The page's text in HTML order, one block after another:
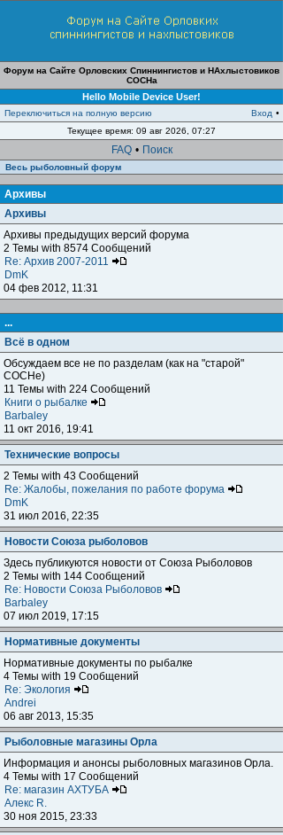
Форум на Сайте Орловских Спиннингистов и НАхлыстовиков
СОСНа
Hello Mobile Device User!
Переключиться на полную версию Вход •
Текущее время: 09 авг 2026, 07:27
FAQ • Поиск
Весь рыболовный форум
Архивы
Архивы
Архивы предыдущих версий форума
2 Темы with 8574 Сообщений
Re: Архив 2007-2011
DmK
04 фев 2012, 11:31
...
Всё в одном
Обсуждаем все не по разделам (как на "старой"
СОСНе)
11 Темы with 224 Сообщений
Книги о рыбалке
Barbaley
11 окт 2016, 19:41
Технические вопросы
2 Темы with 43 Сообщений
Re: Жалобы, пожелания по работе форума
DmK
31 июл 2016, 22:35
Новости Союза рыболовов
Здесь публикуются новости от Союза Рыболовов
2 Темы with 144 Сообщений
Re: Новости Союза Рыболовов
Barbaley
07 июл 2019, 17:15
Нормативные документы
Нормативные документы по рыбалке
4 Темы with 19 Сообщений
Re: Экология
Andrei
06 авг 2013, 15:35
Рыболовные магазины Орла
Информация и анонсы рыболовных магазинов Орла.
4 Темы with 17 Сообщений
Re: магазин АХТУБА
Алекс R.
30 ноя 2015, 23:33